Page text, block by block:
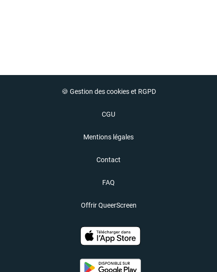
🍪 Gestion des cookies et RGPD
CGU
Mentions légales
Contact
FAQ
Offrir QueerScreen